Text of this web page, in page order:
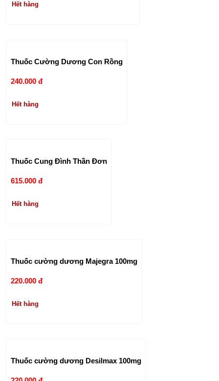
Hết hàng
Thuốc Cường Dương Con Rồng
240.000 đ
Hết hàng
Thuốc Cung Đình Thần Đơn
615.000 đ
Hết hàng
Thuốc cường dương Majegra 100mg
220.000 đ
Hết hàng
Thuốc cường dương Desilmax 100mg